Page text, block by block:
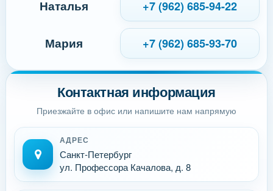
Контактная информация
Приезжайте в офис или напишите нам напрямую
АДРЕС
Санкт-Петербург
ул. Профессора Качалова, д. 8
Наталья +7 (962) 685-94-22
Мария +7 (962) 685-93-70